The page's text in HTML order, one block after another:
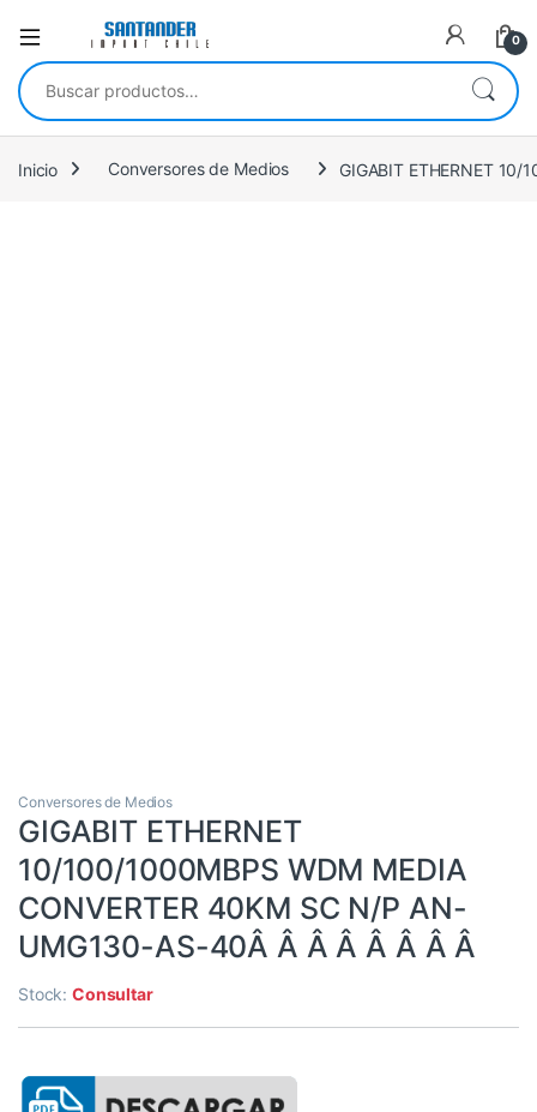
0
Buscar por:
Inicio Conversores de Medios GIGABIT ETHERNET
Conversores de Medios
GIGABIT ETHERNET
10/100/1000MBPS WDM MEDIA
CONVERTER 40KM SC N/P AN-
UMG130-AS-40Â Â Â Â Â Â Â Â
Stock:Consultar